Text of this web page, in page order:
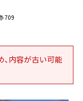
-709
､内容が古い可能